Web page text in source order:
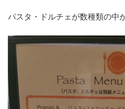
パスタ・ドルチェが数種類の中